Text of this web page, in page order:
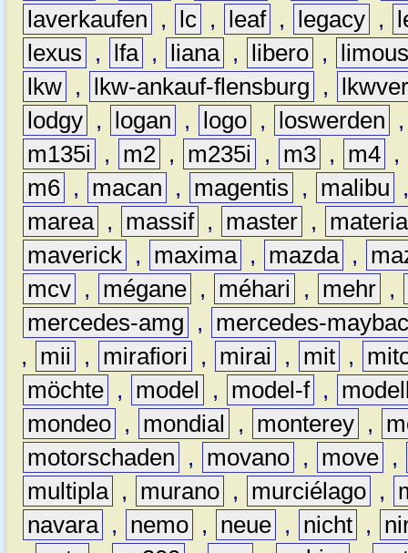
laverkaufen
, lc , leaf , legacy ,
lexus
, lfa , liana , libero ,
lkw , lkw-ankauf-flensburg ,
lodgy , logan , logo , loswerden
m135i
, m2 , m235i , m3 , m4 ,
m6 , macan , magentis , malibu
marea , massif , master ,
materia
maverick , maxima , mazda ,
mcv , mégane , méhari , mehr ,
mercedes-amg
,
mercedes-
,
mii , mirafiori , mirai , mit ,
möchte , model , model-f ,
mondeo , mondial , monterey ,
motorschaden
, movano , move ,
multipla , murano , murciélago ,
navara , nemo , neue , nicht ,